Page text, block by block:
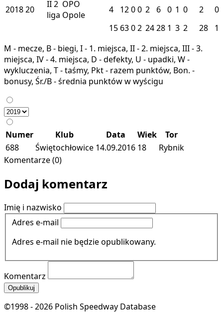
201820 II2
liga
OPO
Opole
4 1200 2 6 0 1 0 2
0
15 6302 2428 1 3 2 28
1
M - mecze, B - biegi, I - 1. miejsca, II - 2. miejsca, III - 3.
miejsca, IV - 4. miejsca, D - defekty, U - upadki, W -
wykluczenia, T - taśmy, Pkt - razem punktów, Bon. -
bonusy, Śr./B - średnia punktów w wyścigu
Numer Klub Data Wiek
Tor
688
Świętochłowice 14.09.2016 18
Rybnik
Komentarze (0)
Dodaj komentarz
Imię i nazwisko
Adres e-mail
Adres e-mail nie będzie opublikowany.
Komentarz
Opublikuj
©1998 - 2026 Polish Speedway Database